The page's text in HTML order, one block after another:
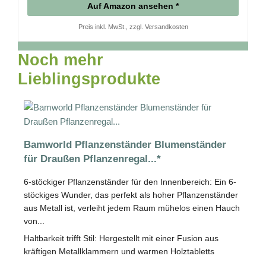
Auf Amazon ansehen *
Preis inkl. MwSt., zzgl. Versandkosten
Noch mehr
Lieblingsprodukte
Bamworld Pflanzenständer Blumenständer
für Draußen Pflanzenregal...*
6-stöckiger Pflanzenständer für den Innenbereich: Ein 6-
stöckiges Wunder, das perfekt als hoher Pflanzenständer
aus Metall ist, verleiht jedem Raum mühelos einen Hauch
von...
Haltbarkeit trifft Stil: Hergestellt mit einer Fusion aus
kräftigen Metallklammern und warmen Holztabletts